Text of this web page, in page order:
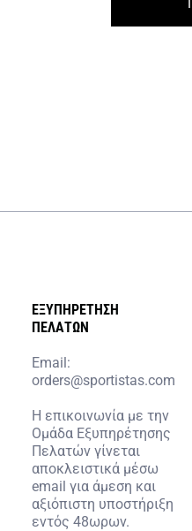
ΕΞΥΠΗΡΕΤΗΣΗ
ΠΕΛΑΤΩΝ
Email:
orders@sportistas.com
Η επικοινωνία με την
Ομάδα Εξυπηρέτησης
Πελατών γίνεται
αποκλειστικά μέσω
email για άμεση και
αξιόπιστη υποστήριξη
εντός 48ωρων.